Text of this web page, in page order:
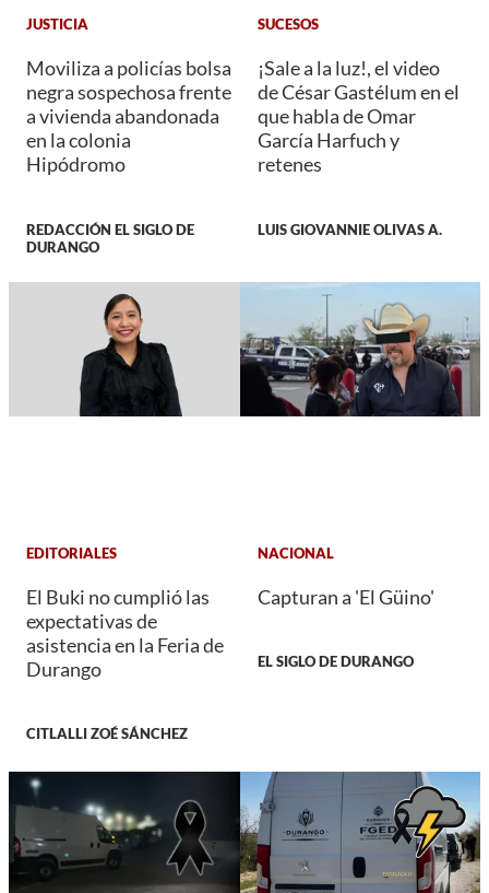
JUSTICIA
Moviliza a policías bolsa
negra sospechosa frente
a vivienda abandonada
en la colonia
Hipódromo
REDACCIÓN EL SIGLO DE
DURANGO
SUCESOS
¡Sale a la luz!, el video
de César Gastélum en el
que habla de Omar
García Harfuch y
retenes
LUIS GIOVANNIE OLIVAS A.
EDITORIALES
El Buki no cumplió las
expectativas de
asistencia en la Feria de
Durango
CITLALLI ZOÉ SÁNCHEZ
NACIONAL
Capturan a 'El Güino'
EL SIGLO DE DURANGO